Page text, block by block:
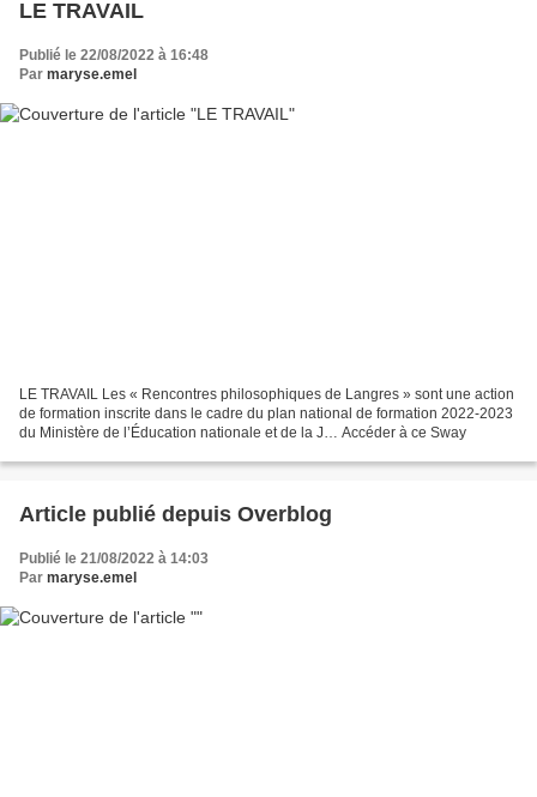
LE TRAVAIL
Publié le 22/08/2022 à 16:48
Par maryse.emel
LE TRAVAIL Les « Rencontres philosophiques de Langres » sont une action
de formation inscrite dans le cadre du plan national de formation 2022-2023
du Ministère de l’Éducation nationale et de la J… Accéder à ce Sway
Article publié depuis Overblog
Publié le 21/08/2022 à 14:03
Par maryse.emel